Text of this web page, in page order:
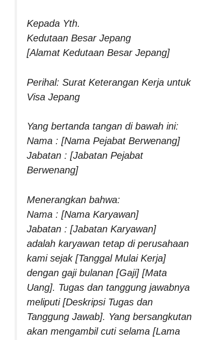
Kepada Yth.
Kedutaan Besar Jepang
[Alamat Kedutaan Besar Jepang]
Perihal: Surat Keterangan Kerja untuk
Visa Jepang
Yang bertanda tangan di bawah ini:
Nama : [Nama Pejabat Berwenang]
Jabatan : [Jabatan Pejabat
Berwenang]
Menerangkan bahwa:
Nama : [Nama Karyawan]
Jabatan : [Jabatan Karyawan]
adalah karyawan tetap di perusahaan
kami sejak [Tanggal Mulai Kerja]
dengan gaji bulanan [Gaji] [Mata
Uang]. Tugas dan tanggung jawabnya
meliputi [Deskripsi Tugas dan
Tanggung Jawab]. Yang bersangkutan
akan mengambil cuti selama [Lama